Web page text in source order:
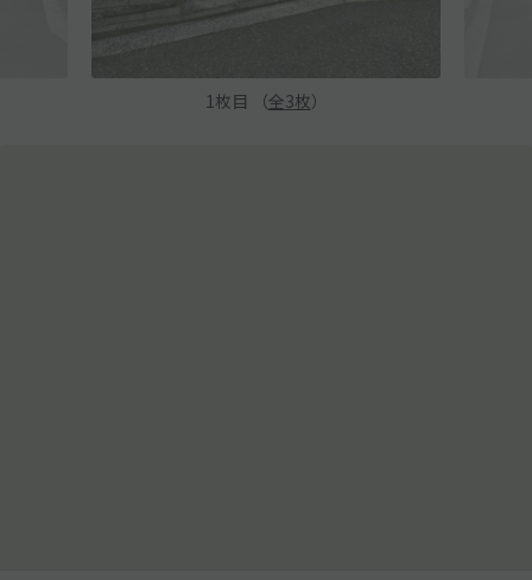
1 枚目 （全3枚）